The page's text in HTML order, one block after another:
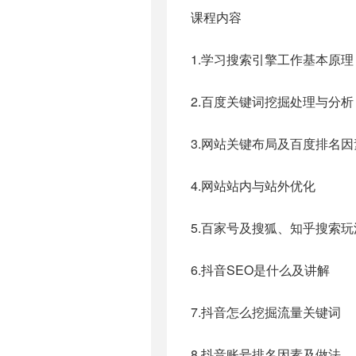
课程内容
1.学习搜索引擎工作基本原理
2.百度关键词挖掘处理与分析
3.网站关键布局及百度排名
4.网站站内与站外优化
5.百家号及搜狐、知乎搜索
6.抖音SEO是什么及讲解
7.抖音怎么挖掘流量关键词